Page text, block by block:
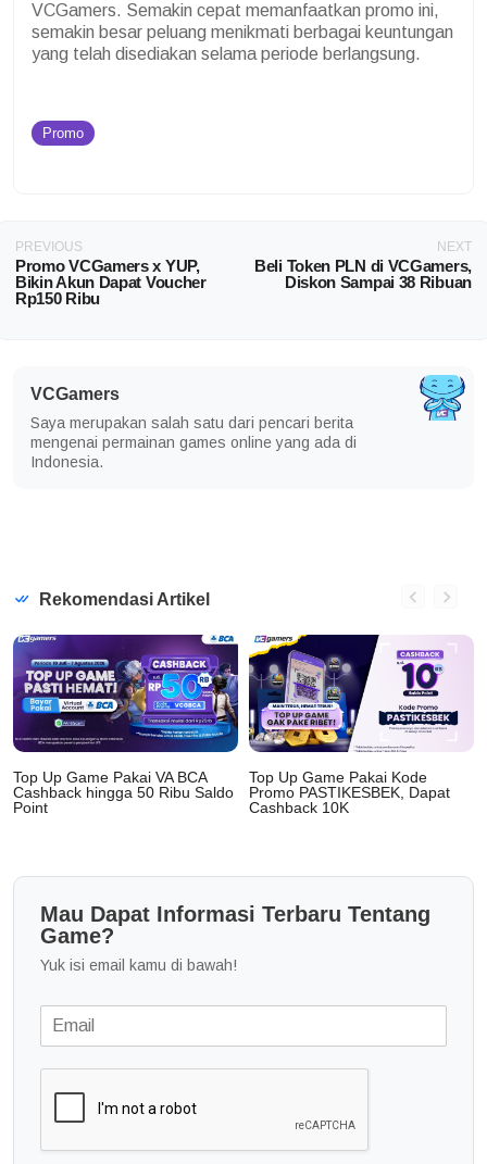
VCGamers. Semakin cepat memanfaatkan promo ini,
semakin besar peluang menikmati berbagai keuntungan
yang telah disediakan selama periode berlangsung.
Promo
PREVIOUS
Promo VCGamers x YUP,
Bikin Akun Dapat Voucher
Rp150 Ribu
NEXT
Beli Token PLN di VCGamers,
Diskon Sampai 38 Ribuan
VCGamers
Saya merupakan salah satu dari pencari berita
mengenai permainan games online yang ada di
Indonesia.
Rekomendasi Artikel
Top Up Game Pakai VA BCA
Cashback hingga 50 Ribu Saldo
Point
Top Up Game Pakai Kode
Promo PASTIKESBEK, Dapat
Cashback 10K
Mau Dapat Informasi Terbaru Tentang
Game?
Yuk isi email kamu di bawah!